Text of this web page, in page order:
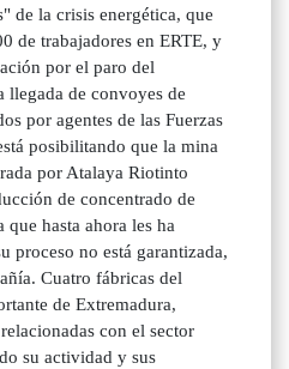
de la crisis energética, que
de trabajadores en ERTE, y
por el paro del
llegada de convoyes de
por agentes de las Fuerzas
posibilitando que la mina
por Atalaya Riotinto
de concentrado de
que hasta ahora les ha
proceso no está garantizada,
Cuatro fábricas del
de Extremadura,
con el sector
su actividad y sus